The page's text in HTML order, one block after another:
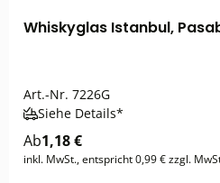
Whiskyglas Istanbul,
Art.-Nr. 7226G
Siehe Details*
Ab1,18 €
inkl. MwSt., entspricht 0,99 € zzgl.